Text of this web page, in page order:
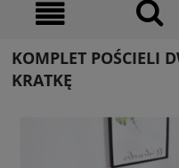
KOMPLET POŚCIELI
KRATKĘ